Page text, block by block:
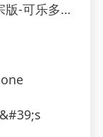
乐多加冰